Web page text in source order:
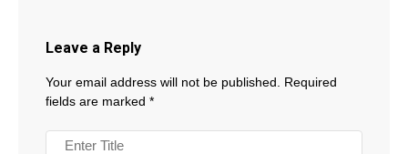
Leave a Reply
Your email address will not be published.
Required
fields are marked *